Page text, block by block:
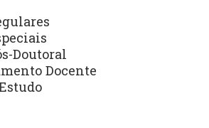
Doutoral
Docente
desde o início do quadriênio 2021-
a interação tanto de docentes
com Instituições internacionais de
para o crescimento do curso e que
de parcerias entre estas Instituições
do conhecimento científico,